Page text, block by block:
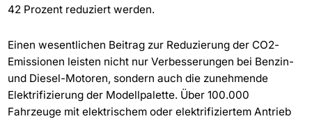
42 Prozent reduziert werden.
Einen wesentlichen Beitrag zur Reduzierung der CO2-
Emissionen leisten nicht nur Verbesserungen bei Benzin-
und Diesel-Motoren, sondern auch die zunehmende
Elektrifizierung der Modellpalette. Über 100.000
Fahrzeuge mit elektrischem oder elektrifiziertem Antrieb